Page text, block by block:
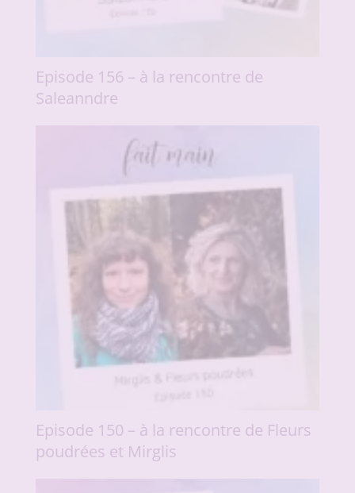
Episode 156 – à la rencontre de
Saleanndre
Episode 150 – à la rencontre de Fleurs
poudrées et Mirglis